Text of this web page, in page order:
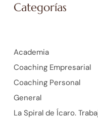
Categorías
Academia
Coaching Empresarial
Coaching Personal
General
La Spiral de Ícaro.